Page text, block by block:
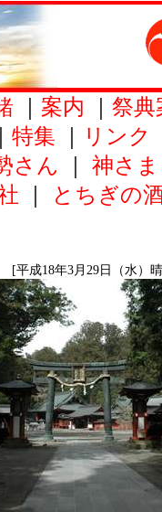
案内
祭典
特集 リンク
さん 神さま
とちぎの
[平成18年3月29日（水）